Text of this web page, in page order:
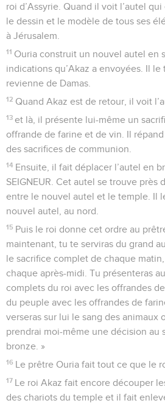
roi d’Assyrie. Quand il voit l’autel
le dessin et le modèle de tous ses
à Jérusalem.
11 Ouria construit un nouvel autel en
indications qu’Akaz a envoyées. Il
revienne de Damas.
12 Quand Akaz est de retour, il voit
13 et là, il présente lui-même un
offrande de farine et de vin. Il répand
des sacrifices de communion.
14 Ensuite, il fait déplacer l’autel en
SEIGNEUR. Cet autel se trouve près
entre le nouvel autel et le temple. Il
nouvel autel, au nord.
15 Puis le roi donne cet ordre au
maintenant, tu te serviras du grand
le sacrifice complet de chaque
chaque après-midi. Tu présenteras
complets du roi avec les offrandes
du peuple avec les offrandes de
verseras sur lui le sang des animaux
prendrai moi-même une décision au
bronze. »
16 Le prêtre Ouria fait tout ce que le
17 Le roi Akaz fait encore découper
des chariots du temple et il fait